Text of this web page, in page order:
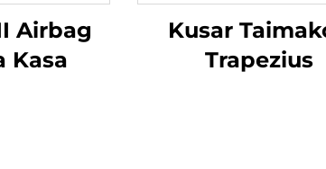
Airbag
Kasa
Kusar
Trapezius